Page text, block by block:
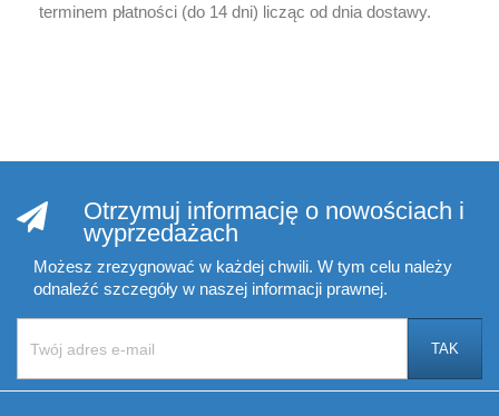
terminem płatności (do 14 dni) licząc od dnia dostawy.
Otrzymuj informację o nowościach i
wyprzedażach
Możesz zrezygnować w każdej chwili. W tym celu należy
odnaleźć szczegóły w naszej informacji prawnej.